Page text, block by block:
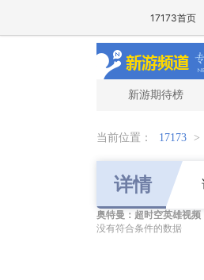
17173首页
新游期待榜
当前位置： 17173 >
详情
奥特曼：超时空英雄视频
没有符合条件的数据